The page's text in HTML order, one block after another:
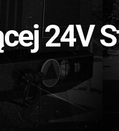
24V